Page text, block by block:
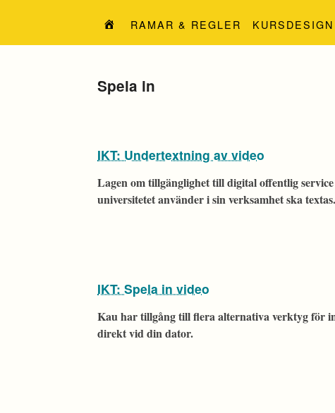
till
RAMAR & REGLER KURSDESIGN
Etikett:
Spela in
IKT: Undertextning av video
Lagen om tillgänglighet till digital offentlig
universitetet använder i sin verksamhet ska
IKT: Spela in video
Kau har tillgång till flera alternativa verktyg för
direkt vid din dator.